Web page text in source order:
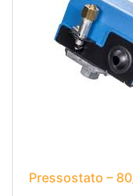
Pressostato –